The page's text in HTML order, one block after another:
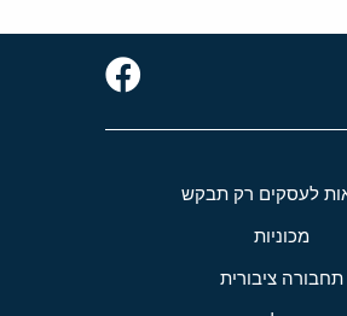
לעסקים רק תבקש
מכוניות
תחבורה ציבורית